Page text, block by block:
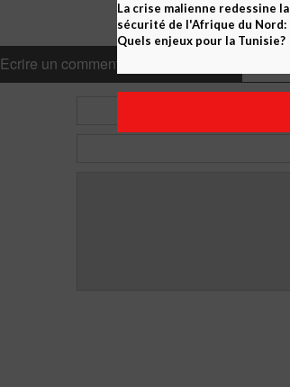
Ecrire un commentaire
La crise malienne redessine la
sécurité de l'Afrique du Nord:
Quels enjeux pour la Tunisie?